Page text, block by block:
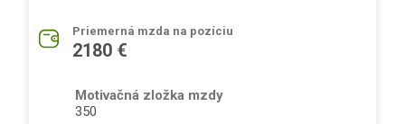
Priemerná mzda na pozíciu
2180 €
Motivačná zložka mzdy
350